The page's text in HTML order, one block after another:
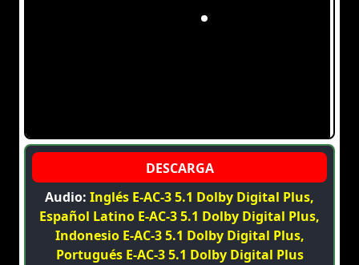
Audio: Inglés E-AC-3 5.1 Dolby Digital Plus,
Español Latino E-AC-3 5.1 Dolby Digital Plus,
Indonesio E-AC-3 5.1 Dolby Digital Plus,
Portugués E-AC-3 5.1 Dolby Digital Plus